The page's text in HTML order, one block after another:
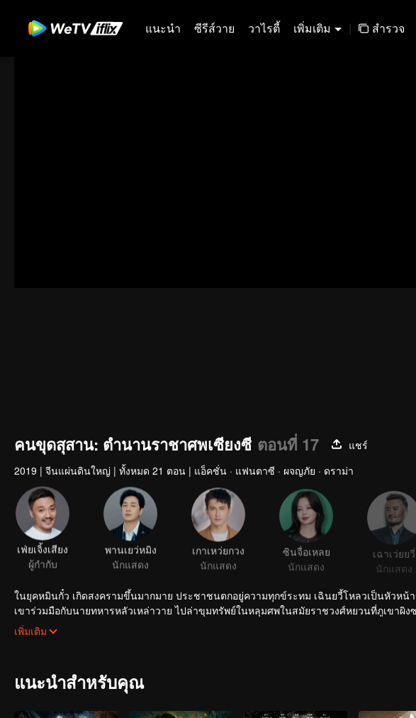
แนะนำ ซีรีส์วาย วาไรตี้ เพิ่มเติม | สำรวจ
คนขุดสุสาน: ตำนานราชาศพเซียงซี ตอนที่ 17
แชร์
2019 | จีนแผ่นดินใหญ่ | ทั้งหมด 21 ตอน | แอ็คชั่น · แฟนตาซี · ผจญภัย · ดราม่า
เฟ่ยเจิ้งเสียง
ผู้กำกับ
พานเยว่หมิง
นักแสดง
เกาเหว่ยกวง
นักแสดง
ซินจื่อเหลย
นักแสดง
เฉาเว่ยยวี่
นักแสดง
ในยุคหมินกั๋ว เกิดสงครามขึ้นมากมาย ประชาชนตกอยู่ความทุกข์ระทม เฉินยวี้โหลวเป็นหัวหน้า
เขาร่วมมือกับนายทหารหลัวเหล่าวาย ไปล่าขุมทรัพย์ในหลุมศพในสมัยราชวงศ์หยวนที่ภูเขาผิง
ต้องการหาทรัพย์สมบัติ เขาต้องการค้นหามุกมู่เฉินเพื่อแก้คำสาปของตระกูล เจ้อ กูเส้ากับเฉิน
เพิ่มเติม
แนะนำสำหรับคุณ